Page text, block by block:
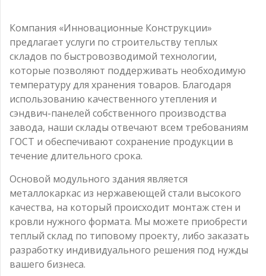
Компания «Инновационные Конструкции»
предлагает услуги по строительству теплых
складов по быстровозводимой технологии,
которые позволяют поддерживать необходимую
температуру для хранения товаров. Благодаря
использованию качественного утепления и
сэндвич-панелей собственного производства
завода, наши склады отвечают всем требованиям
ГОСТ и обеспечивают сохранение продукции в
течение длительного срока.
Основой модульного здания является
металлокаркас из нержавеющей стали высокого
качества, на который происходит монтаж стен и
кровли нужного формата. Мы можете приобрести
теплый склад по типовому проекту, либо заказать
разработку индивидуального решения под нужды
вашего бизнеса.